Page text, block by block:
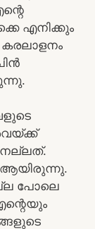
എനിക്കും
ആയിരുന്നു.
പോലെ